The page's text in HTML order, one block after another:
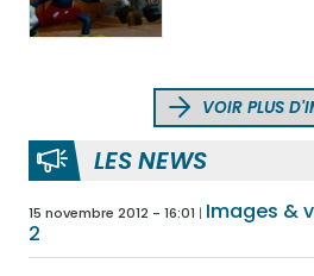
VOIR PLUS
LES NEWS
15 novembre 2012 - 16:01
Images &
2